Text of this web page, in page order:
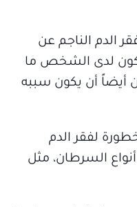
الدم الناجم عن
لدى الشخص ما
أيضاً أن يكون سببه
لفقر الدم
السرطان، مثل